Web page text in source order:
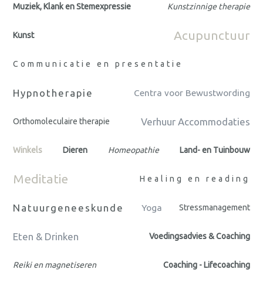
Muziek, Klank en Stemexpressie Kunstzinnige therapie
Kunst Acupunctuur
Communicatie en presentatie
Hypnotherapie Centra voor Bewustwording
Orthomoleculaire therapie Verhuur Accommodaties
Winkels Dieren Homeopathie Land- en Tuinbouw
Meditatie Healing en reading
Natuurgeneeskunde Yoga Stressmanagement
Eten & Drinken Voedingsadvies & Coaching
Reiki en magnetiseren Coaching - Lifecoaching